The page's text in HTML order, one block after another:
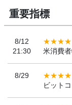
重要指標
8/12
21:30
米消費
8/29
ビット